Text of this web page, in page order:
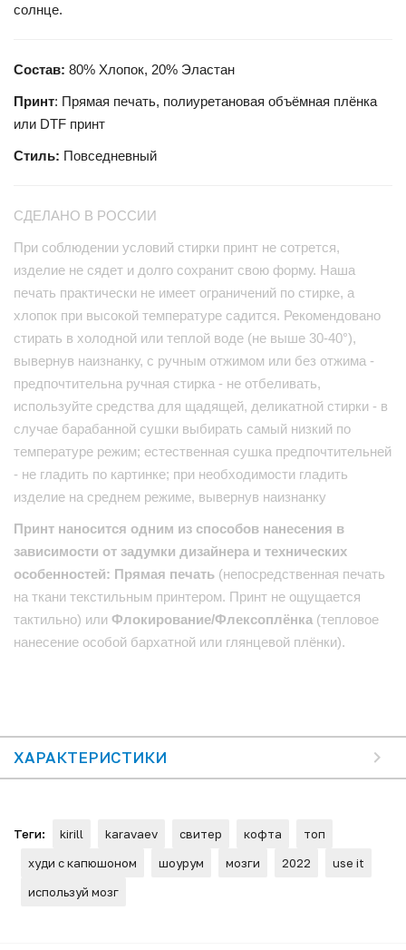
солнце.
Состав: 80% Хлопок, 20% Эластан
Принт: Прямая печать, полиуретановая объёмная плёнка
или DTF принт
Стиль: Повседневный
СДЕЛАНО В РОССИИ
При соблюдении условий стирки принт не сотрется,
изделие не сядет и долго сохранит свою форму. Наша
печать практически не имеет ограничений по стирке, а
хлопок при высокой температуре садится. Рекомендовано
стирать в холодной или теплой воде (не выше 30-40°),
вывернув наизнанку, с ручным отжимом или без отжима -
предпочтительна ручная стирка - не отбеливать,
используйте средства для щадящей, деликатной стирки - в
случае барабанной сушки выбирать самый низкий по
температуре режим; естественная сушка предпочтительней
- не гладить по картинке; при необходимости гладить
изделие на среднем режиме, вывернув наизнанку
Принт наносится одним из способов нанесения в
зависимости от задумки дизайнера и технических
особенностей: Прямая печать (непосредственная печать
на ткани текстильным принтером. Принт не ощущается
тактильно) или Флокирование/Флексоплёнка (тепловое
нанесение особой бархатной или глянцевой плёнки).
ХАРАКТЕРИСТИКИ
Теги: kirill karavaev свитер кофта
топ
худи с капюшоном
шоурум мозги 2022
use it
используй мозг